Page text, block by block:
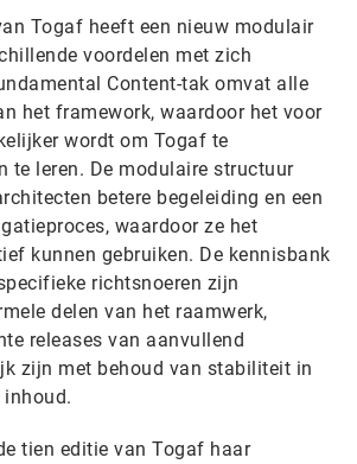
Togaf heeft een nieuw modulair
voordelen met zich
Content-tak omvat alle
het framework, waardoor het voor
wordt om Togaf te
te leren. De modulaire structuur
betere begeleiding en een
waardoor ze het
kunnen gebruiken. De kennisbank
richtsnoeren zijn
delen van het raamwerk,
releases van aanvullend
zijn met behoud van stabiliteit in
tien editie van Togaf haar